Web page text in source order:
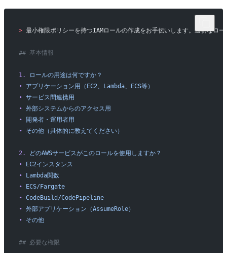
> 最小権限ポリシーを持つIAMロールの作成をお手伝いします。適切なロ
## 基本情報
1.
ロールの用途は何ですか？
• アプリケーション用（EC2、Lambda、ECS等）
• サービス間連携用
• 外部システムからのアクセス用
• 開発者・運用者用
• その他（具体的に教えてください）
2.
どのAWSサービスがこのロールを使用しますか？
• EC2インスタンス
• Lambda関数
• ECS/Fargate
• CodeBuild/CodePipeline
• 外部アプリケーション（AssumeRole）
• その他
## 必要な権限